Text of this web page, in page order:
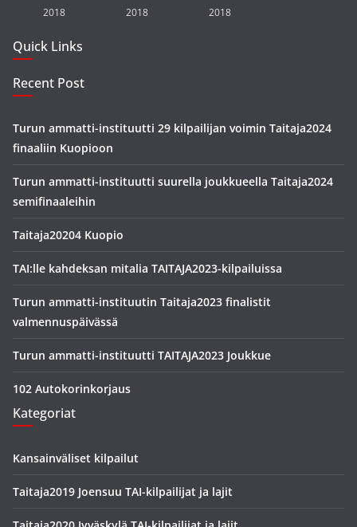
2018 2018 2018
Quick Links
Recent Post
Turun ammatti-instituutti 29 kilpailijan voimin Taitaja2024
finaaliin Kuopioon
Turun ammatti-instituutti suurella joukkueella Taitaja2024
semifinaaleihin
Taitaja20204 Kuopio
TAI:lle kahdeksan mitalia TAITAJA2023-kilpailuissa
Turun ammatti-instituutin Taitaja2023 finalistit
valmennuspäivässä
Turun ammatti-instituutti TAITAJA2023 Joukkue
102 Autokorinkorjaus
Kategoriat
Kansainväliset kilpailut
Taitaja2019 Joensuu TAI-kilpailijat ja lajit